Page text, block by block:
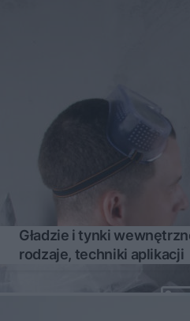
Gładzie i tynki
rodzaje, techniki aplikacji